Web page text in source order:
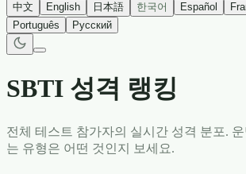
中文
English 日本語 한국어 Español
Português
Русский
SBTI 성격 랭킹
전체 테스트 참가자의 실시간 성격 분포.
는 유형은 어떤 것인지 보세요.